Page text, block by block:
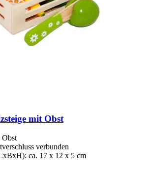
mit Obst
Obst
verbunden
ca. 17 x 12 x 5 cm